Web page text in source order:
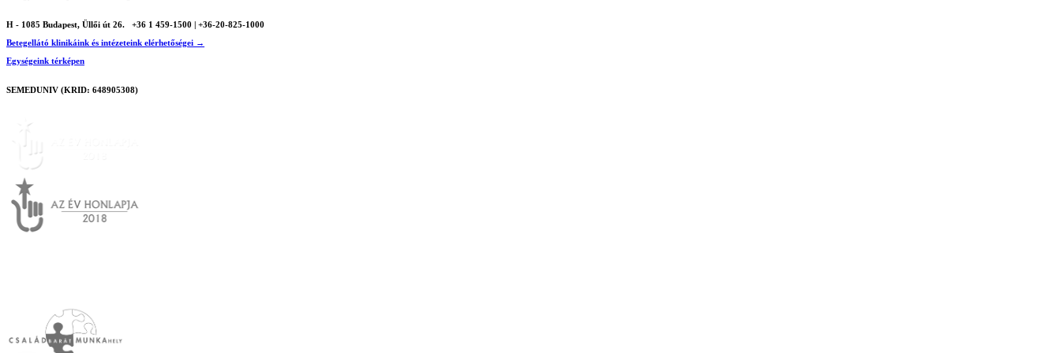
H - 1085 Budapest, Üllői út 26.
+36 1 459-1500 | +36-20-825-1000
Betegellátó klinikáink és intézeteink elérhetőségei →
Egységeink térképen
SEMEDUNIV (KRID: 648905308)